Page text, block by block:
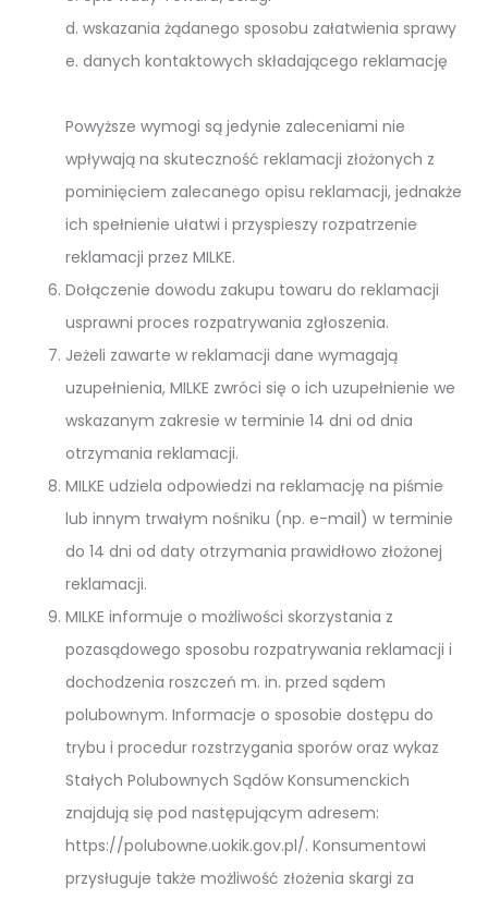
d. wskazania żądanego sposobu załatwienia sprawy
e. danych kontaktowych składającego reklamację
Powyższe wymogi są jedynie zaleceniami nie
wpływają na skuteczność reklamacji złożonych z
pominięciem zalecanego opisu reklamacji, jednakże
ich spełnienie ułatwi i przyspieszy rozpatrzenie
reklamacji przez MILKE.
Dołączenie dowodu zakupu towaru do reklamacji
usprawni proces rozpatrywania zgłoszenia.
Jeżeli zawarte w reklamacji dane wymagają
uzupełnienia, MILKE zwróci się o ich uzupełnienie we
wskazanym zakresie w terminie 14 dni od dnia
otrzymania reklamacji.
MILKE udziela odpowiedzi na reklamację na piśmie
lub innym trwałym nośniku (np. e-mail) w terminie
do 14 dni od daty otrzymania prawidłowo złożonej
reklamacji.
MILKE informuje o możliwości skorzystania z
pozasądowego sposobu rozpatrywania reklamacji i
dochodzenia roszczeń m. in. przed sądem
polubownym. Informacje o sposobie dostępu do
trybu i procedur rozstrzygania sporów oraz wykaz
Stałych Polubownych Sądów Konsumenckich
znajdują się pod następującym adresem:
https://polubowne.uokik.gov.pl/. Konsumentowi
przysługuje także możliwość złożenia skargi za